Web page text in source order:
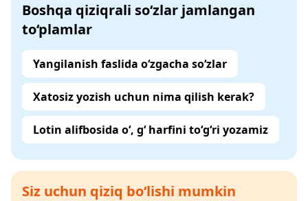
Boshqa qiziqrali so‘zlar jamlangan
to‘plamlar
Yangilanish faslida o‘zgacha so‘zlar
Xatosiz yozish uchun nima qilish kerak?
Lotin alifbosida o‘, g‘ harfini to‘g‘ri yozamiz
Siz uchun qiziq bo‘lishi mumkin